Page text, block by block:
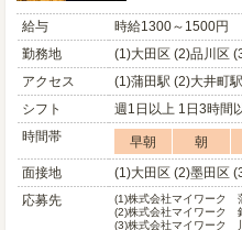
給与
時給1300～1500円
勤務地
(1)大田区 (2)品川区
アクセス
(1)蒲田駅 (2)大井町
シフト
週1日以上 1日3時間
時間帯
早朝 朝
面接地
(1)大田区 (2)墨田区
応募先
(1)株式会社マイワーク
(2)株式会社マイワーク
(3)株式会社マイワーク